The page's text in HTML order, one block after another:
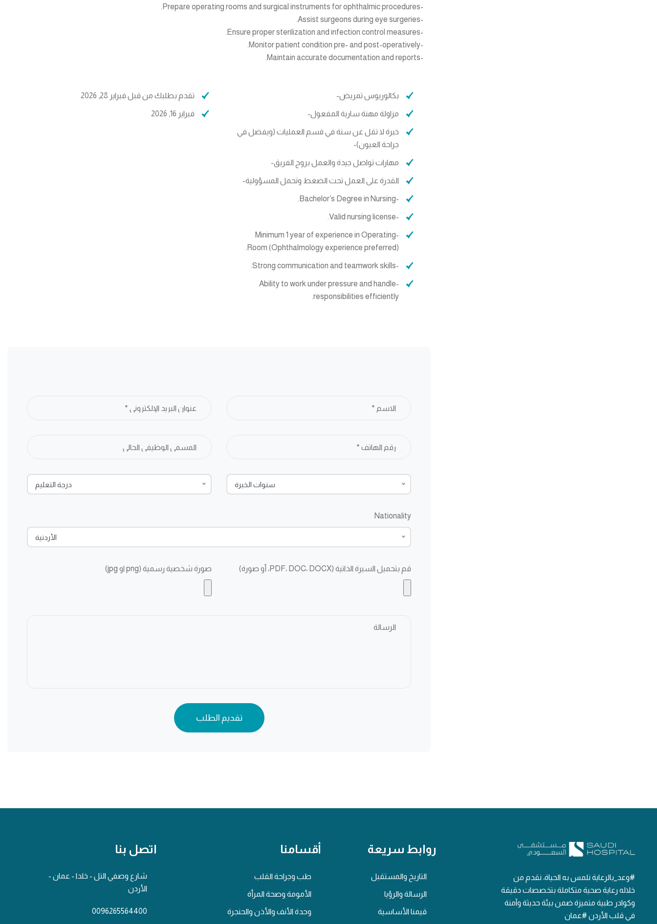
-Prepare operating rooms and surgical instruments for ophthalmic procedures.
-Assist surgeons during eye surgeries.
-Ensure proper sterilization and infection control measures.
-Monitor patient condition pre- and post-operatively.
-Maintain accurate documentation and reports.
بكالوريوس تمريض-
مزاولة مهنة سارية المفعول-
خبرة لا تقل عن سنة في قسم العمليات (ويفضل في
جراحة العيون)-
مهارات تواصل جيدة والعمل بروح الفريق-
القدرة على العمل تحت الضغط وتحمل المسؤولية-
-Bachelor’s Degree in Nursing.
-Valid nursing license.
-Minimum 1 year of experience in Operating
Room (Ophthalmology experience preferred).
-Strong communication and teamwork skills.
-Ability to work under pressure and handle
responsibilities efficiently.
تقدم بطلبك من قبل فبراير 28, 2026
فبراير 16, 2026
سنوات الخبرة درجة التعليم
Nationality
الأردنية
قم بتحميل السيرة الذاتية (PDF، DOC، DOCX، أو صورة) صورة شخصية رسمية (png او jpg)
تقديم الطلب
#وعد_بالرعاية نلمس به الحياة، نقدم من
خلاله رعاية صحية متكاملة بتخصصات دقيقة
وكوادر طبية متميزة ضمن بيئة حديثة وآمنة
في قلب الأردن #عمان
روابط سريعة
التاريخ والمستقبل
الرسالة والرؤيا
قيمنا الأساسية
أقسامنا
طب وجراحة القلب
الأمومة وصحة المرأة
وحدة الأنف والأذن والحنجرة
اتصل بنا
شارع وصفي التل - خلدا - عمان -
الأردن
0096265564400